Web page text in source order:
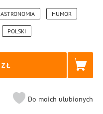
ASTRONOMIA HUMOR
POLSKI
Do moich ulubionych